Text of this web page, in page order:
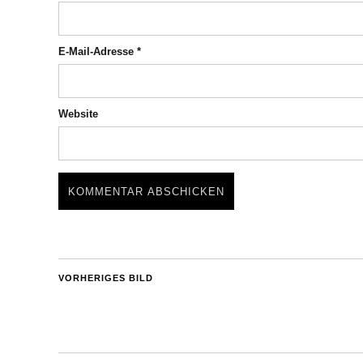
E-Mail-Adresse *
Website
VORHERIGES BILD